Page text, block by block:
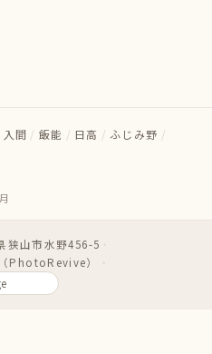
入間 / 飯能 / 日高 / ふじみ野 /
狭山市水野456-5 ・
PhotoRevive）
・